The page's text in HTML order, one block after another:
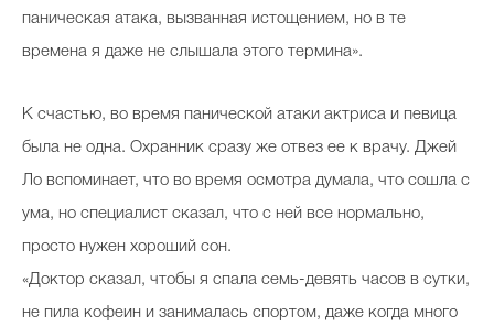
паническая атака, вызванная истощением, но в те
времена я даже не слышала этого термина».
К счастью, во время панической атаки актриса и певица
была не одна. Охранник сразу же отвез ее к врачу. Джей
Ло вспоминает, что во время осмотра думала, что сошла с
ума, но специалист сказал, что с ней все нормально,
просто нужен хороший сон.
«Доктор сказал, чтобы я спала семь-девять часов в сутки,
не пила кофеин и занималась спортом, даже когда много